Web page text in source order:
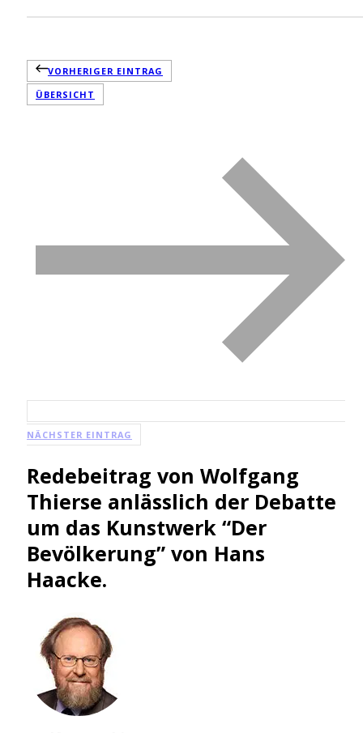
VORHERIGER EINTRAG
ÜBERSICHT
NÄCHSTER EINTRAG
Redebeitrag von Wolfgang
Thierse anlässlich der Debatte
um das Kunstwerk “Der
Bevölkerung” von Hans
Haacke.